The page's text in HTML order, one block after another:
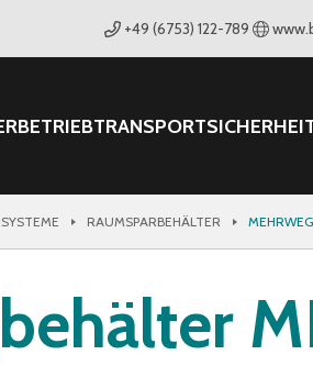
+49 (6753) 122-789
BETRIEBTRANSPORT
RAUMSPARBEHÄLTER